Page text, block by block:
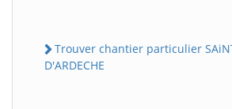
Trouver chantier particulier
D'ARDECHE